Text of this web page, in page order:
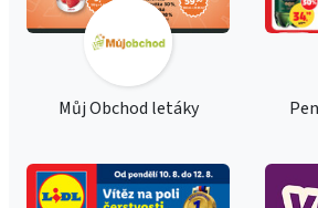
Můj Obchod letáky